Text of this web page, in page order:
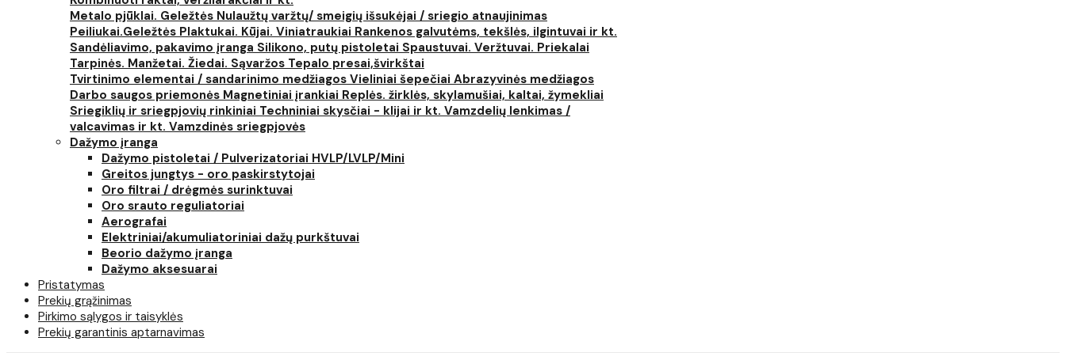
Metalo pjūklai. Geležtės Nulaužtų varžtų/ smeigių išsukėjai / sriegio atnaujinimas
Peiliukai.Geležtės Plaktukai. Kūjai. Viniatraukiai Rankenos galvutėms, tekšlės, ilgintuvai ir kt.
Sandėliavimo, pakavimo įranga Silikono, putų pistoletai Spaustuvai. Veržtuvai. Priekalai
Tarpinės. Manžetai. Žiedai. Sąvaržos Tepalo presai,švirkštai
Tvirtinimo elementai / sandarinimo medžiagos Vieliniai šepečiai Abrazyvinės medžiagos
Darbo saugos priemonės Magnetiniai įrankiai Replės. žirklės, skylamušiai, kaltai, žymekliai
Sriegiklių ir sriegpjovių rinkiniai Techniniai skysčiai - klijai ir kt. Vamzdelių lenkimas /
valcavimas ir kt. Vamzdinės sriegpjovės
Dažymo įranga
Dažymo pistoletai / Pulverizatoriai HVLP/LVLP/Mini
Greitos jungtys - oro paskirstytojai
Oro filtrai / drėgmės surinktuvai
Oro srauto reguliatoriai
Aerografai
Elektriniai/akumuliatoriniai dažų purkštuvai
Beorio dažymo įranga
Dažymo aksesuarai
Pristatymas
Prekių grąžinimas
Pirkimo sąlygos ir taisyklės
Prekių garantinis aptarnavimas